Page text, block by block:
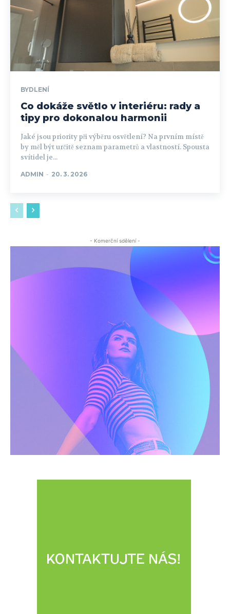
BYDLENÍ
Co dokáže světlo v interiéru: rady a
tipy pro dokonalou harmonii
Jaké jsou priority při výběru osvětlení? Na prvním místě
by měl být určitě seznam parametrů a vlastností. Spousta
svítidel je...
ADMIN - 20. 3. 2026
- Komerční sdělení -